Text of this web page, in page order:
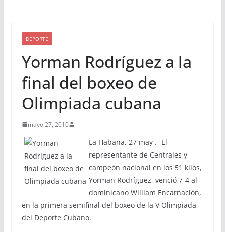
DEPORTE
Yorman Rodríguez a la
final del boxeo de
Olimpiada cubana
mayo 27, 2010
La Habana, 27 may .- El
representante de Centrales y
campeón nacional en los 51 kilos,
Yorman Rodríguez, venció 7-4 al
dominicano William Encarnación,
en la primera semifinal del boxeo de la V Olimpiada
del Deporte Cubano.